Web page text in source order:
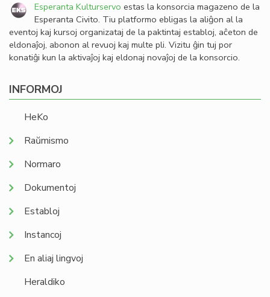
Esperanta Kulturservo estas la konsorcia magazeno de la
Esperanta Civito. Tiu platformo ebligas la aliĝon al la
eventoj kaj kursoj organizataj de la paktintaj establoj, aĉeton de
eldonaĵoj, abonon al revuoj kaj multe pli. Vizitu ĝin tuj por
konatiĝi kun la aktivaĵoj kaj eldonaj novaĵoj de la konsorcio.
INFORMOJ
HeKo
Raŭmismo
Normaro
Dokumentoj
Establoj
Instancoj
En aliaj lingvoj
Heraldiko